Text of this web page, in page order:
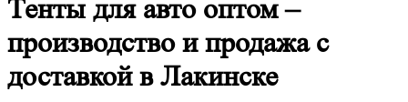
Тенты для авто оптом –
производство и продажа с
доставкой в Лакинске